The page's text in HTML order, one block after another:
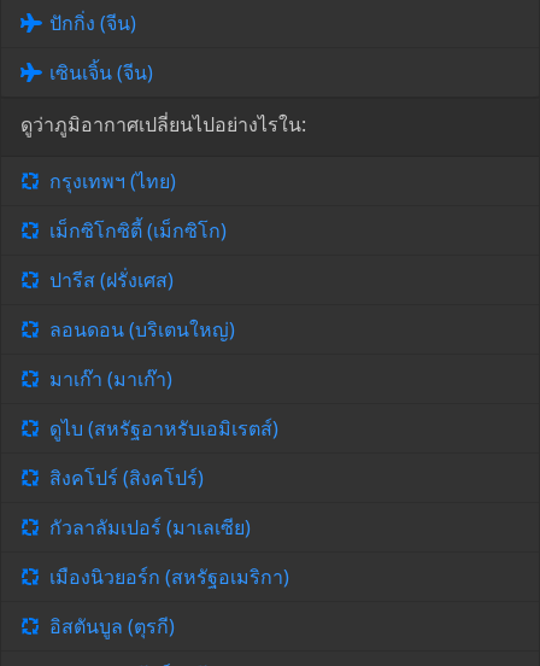
ปักกิ่ง (จีน)
เซินเจิ้น (จีน)
ดูว่าภูมิอากาศเปลี่ยนไปอย่างไรใน:
กรุงเทพฯ (ไทย)
เม็กซิโกซิตี้ (เม็กซิโก)
ปารีส (ฝรั่งเศส)
ลอนดอน (บริเตนใหญ่)
มาเก๊า (มาเก๊า)
ดูไบ (สหรัฐอาหรับเอมิเรตส์)
สิงคโปร์ (สิงคโปร์)
กัวลาลัมเปอร์ (มาเลเซีย)
เมืองนิวยอร์ก (สหรัฐอเมริกา)
อิสตันบูล (ตุรกี)